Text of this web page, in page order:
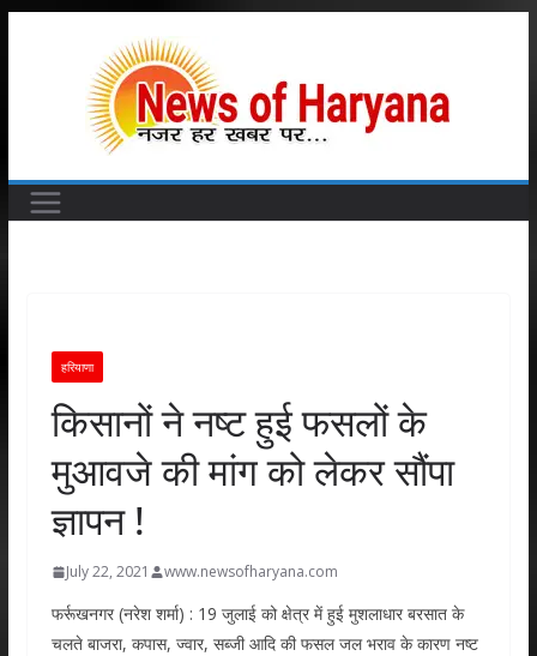
हरियाणा
किसानों ने नष्ट हुई फसलों के
मुआवजे की मांग को लेकर सौंपा
ज्ञापन !
July 22, 2021 www.newsofharyana.com
फर्रूखनगर (नरेश शर्मा) : 19 जुलाई को क्षेत्र में हुई मुशलाधार बरसात के
चलते बाजरा, कपास, ज्वार, सब्जी आदि की फसल जल भराव के कारण नष्ट